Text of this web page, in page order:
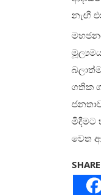
නැඟී
ගතික
මිදීමට
වෙත